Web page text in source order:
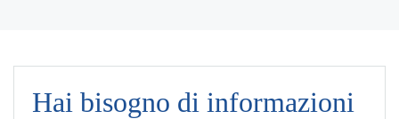
Hai bisogno di informazioni